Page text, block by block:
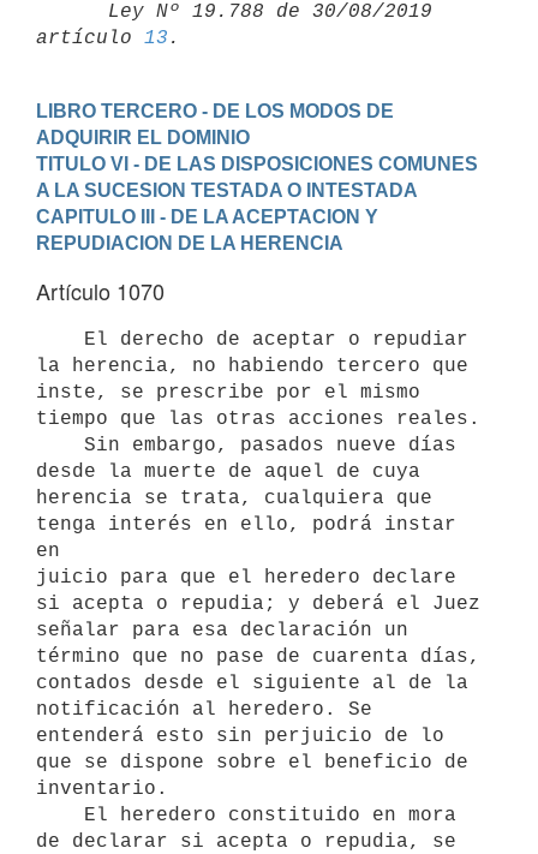
artículo 13
LIBRO TERCERO - DE LOS MODOS DE
ADQUIRIR EL DOMINIO
TITULO VI - DE LAS DISPOSICIONES COMUNES
A LA SUCESION TESTADA O INTESTADA
CAPITULO III - DE LA ACEPTACION Y
REPUDIACION DE LA HERENCIA
Artículo 1070
la herencia, no habiendo tercero que
inste, se prescribe por el mismo
tiempo que las otras acciones reales.
desde la muerte de aquel de cuya
herencia se trata, cualquiera que
tenga interés en ello, podrá instar
en
juicio para que el heredero declare
si acepta o repudia; y deberá el Juez
señalar para esa declaración un
término que no pase de cuarenta días,
contados desde el siguiente al de la
notificación al heredero. Se
entenderá esto sin perjuicio de lo
que se dispone sobre el beneficio de
inventario.
de declarar si acepta o repudia, se